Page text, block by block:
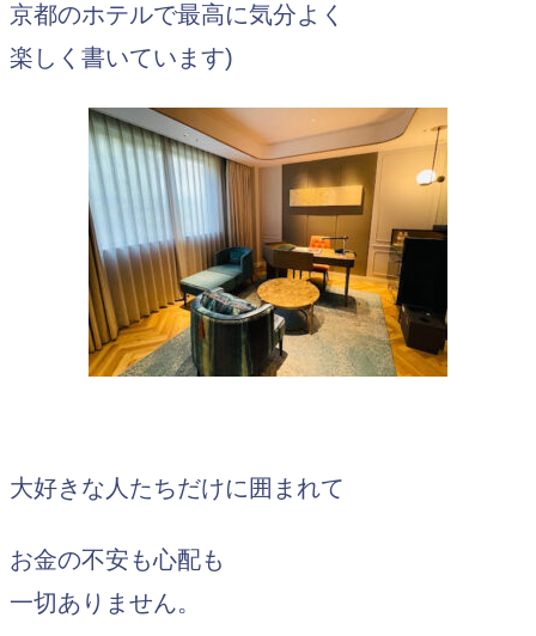
京都のホテルで最高に気分よく
楽しく書いています)
大好きな人たちだけに囲まれて
お金の不安も心配も
一切ありません。